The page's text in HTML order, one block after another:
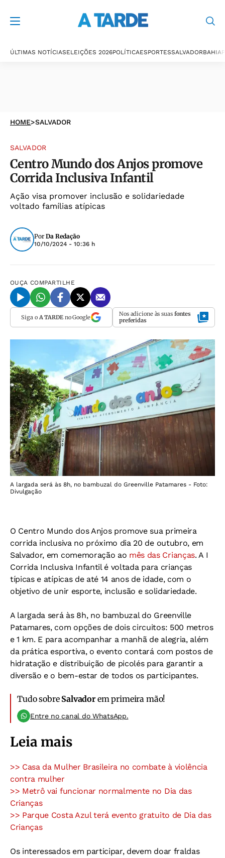
ÚLTIMAS NOTÍCIASELEIÇÕES 2026POLÍTICAESPORTESSALVADORBAHIA
HOME>SALVADOR
SALVADOR
Centro Mundo dos Anjos promove
Corrida Inclusiva Infantil
Ação visa promover inclusão e solidariedade
voltado famílias atípicas
Por Da Redação
10/10/2024 - 10:36 h
OUÇA COMPARTILHE
Siga o A TARDEno Google Nos adicione às suas fontes
preferidas
A largada será às 8h, no bambuzal do Greenville Patamares - Foto:
Divulgação
O Centro Mundo dos Anjos promove sua primeira
corrida inclusiva no próximo dia 20 de outubro, em
Salvador, em comemoração ao mês das Crianças. A I
Corrida Inclusiva Infantil é voltada para crianças
típicas e atípicas de até 14 anos de idade, com o
objetivo de unir esporte, inclusão e solidariedade.
A largada será às 8h, no bambuzal do Greenville
Patamares, com opções de dois circuitos: 500 metros
e 1 km. E para acompanhar a manhã de alegria, além
da prática esportiva, o evento contará com postos de
hidratação e distribuição de picolés para garantir a
diversão e o bem-estar de todos os participantes.
Tudo sobre Salvadorem primeira mão!
Entre no canal do WhatsApp.
Leia mais
>> Casa da Mulher Brasileira no combate à violência
contra mulher
>> Metrô vai funcionar normalmente no Dia das
Crianças
>> Parque Costa Azul terá evento gratuito de Dia das
Crianças
Os interessados em participar, devem doar fraldas